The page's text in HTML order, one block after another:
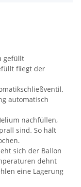
gefüllt
fliegt der
automatisch
nachfüllen,
sind. So hält
sich der Ballon
dehnt
eine Lagerung